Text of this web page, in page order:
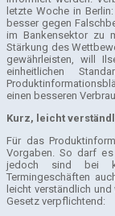
letzte Woche in
besser gegen
im Bankensektor zu
Stärkung des
gewährleisten, will
einheitlichen
einen besseren
Kurz, leicht
Für das
Vorgaben. So darf
jedoch sind bei
Termingeschäften
leicht verständlich
Gesetz verpflichtend: